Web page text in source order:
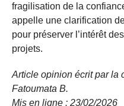
fragilisation de la
appelle une clarification
pour préserver l’intérêt
projets.
Article opinion écrit par la
Fatoumata B.
Mis en ligne : 23/02/2026